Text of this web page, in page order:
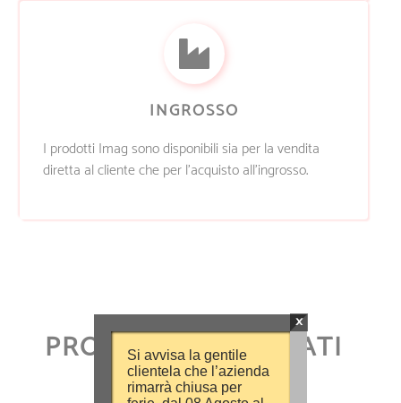
INGROSSO
I prodotti Imag sono disponibili sia per la vendita
diretta al cliente che per l’acquisto all’ingrosso.
PRODOTTI CORRELATI
Si avvisa la gentile
clientela che l’azienda
rimarrà chiusa per
×